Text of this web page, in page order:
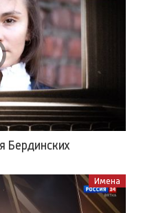
Бердинских
Имена